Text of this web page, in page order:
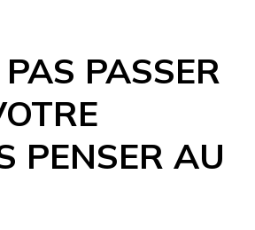
PASSER
PENSER AU